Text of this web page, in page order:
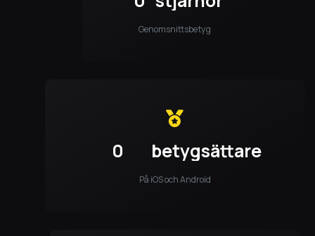
Genomsnittsbetyg
0 betygsättare
På iOS och Android